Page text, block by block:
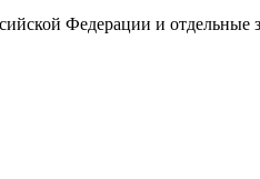
Федерации и отдельные